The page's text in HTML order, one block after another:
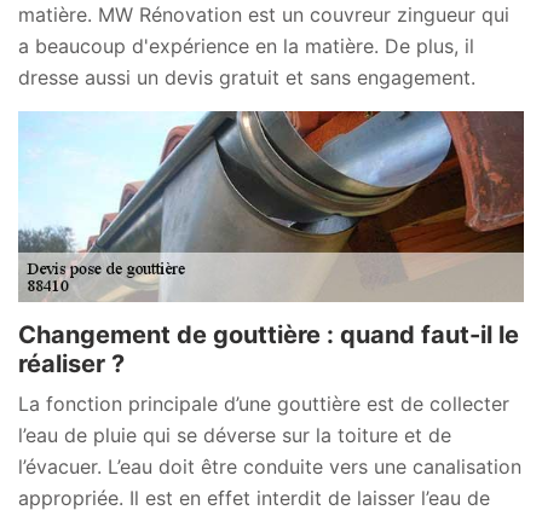
matière. MW Rénovation est un couvreur zingueur qui
a beaucoup d'expérience en la matière. De plus, il
dresse aussi un devis gratuit et sans engagement.
Changement de gouttière : quand faut-il le
réaliser ?
La fonction principale d’une gouttière est de collecter
l’eau de pluie qui se déverse sur la toiture et de
l’évacuer. L’eau doit être conduite vers une canalisation
appropriée. Il est en effet interdit de laisser l’eau de